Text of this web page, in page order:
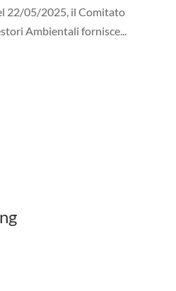
22/05/2025, il Comitato
Ambientali fornisce...